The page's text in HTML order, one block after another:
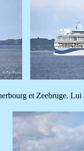
et Zeebruge.